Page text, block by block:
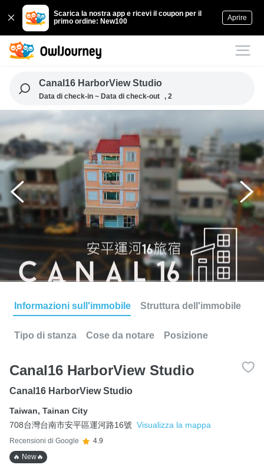
Scarica la nostra app e ricevi il coupon per il
primo ordine: New100
Aprire
Canal16 HarborView Studio
Data di check-in ~ Data di check-out , 2
Informazioni sull'immobile Struttura dell'immobile
Tipo di stanza Cose da notare Posizione
Canal16 HarborView Studio
Canal16 HarborView Studio
Taiwan, Tainan City
708台灣台南市安平區運河路16號 Visualizza la mappa
Recensioni di Google
4.9
🔥 New🔥